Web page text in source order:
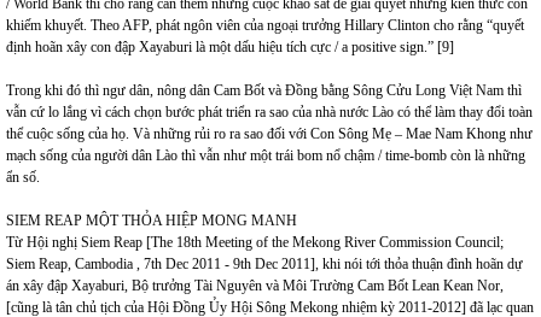
/ World Bank thì cho rằng cần thêm những cuộc khảo sát để giải quyết những kiến thức còn
khiếm khuyết. Theo AFP, phát ngôn viên của ngoại trưởng Hillary Clinton cho rằng “quyết
định hoãn xây con đập Xayaburi là một dấu hiệu tích cực / a positive sign.” [9]
Trong khi đó thì ngư dân, nông dân Cam Bốt và Đồng bằng Sông Cửu Long Việt Nam thì
vẫn cứ lo lắng vì cách chọn bước phát triển ra sao của nhà nước Lào có thể làm thay đổi toàn
thể cuộc sống của họ. Và những rủi ro ra sao đối với Con Sông Mẹ – Mae Nam Khong như
mạch sống của người dân Lào thì vẫn như một trái bom nổ chậm / time-bomb còn là những
ẩn số.
SIEM REAP MỘT THỎA HIỆP MONG MANH
Từ Hội nghị Siem Reap [The 18th Meeting of the Mekong River Commission Council;
Siem Reap, Cambodia , 7th Dec 2011 - 9th Dec 2011], khi nói tới thỏa thuận đình hoãn dự
án xây đập Xayaburi, Bộ trưởng Tài Nguyên và Môi Trường Cam Bốt Lean Kean Nor,
[cũng là tân chủ tịch của Hội Đồng Ủy Hội Sông Mekong nhiệm kỳ 2011-2012] đã lạc quan